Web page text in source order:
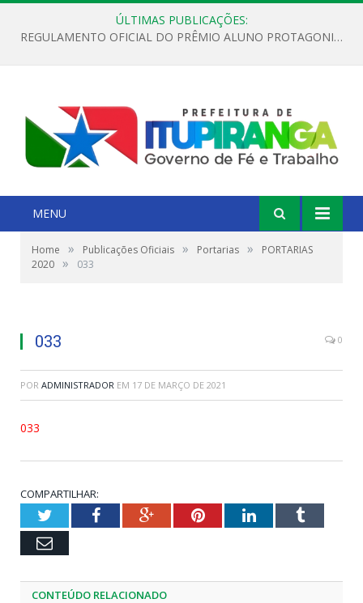
ÚLTIMAS PUBLICAÇÕES:
REGULAMENTO OFICIAL DO PRÊMIO ALUNO PROTAGONISTA – EDIÇÃO 2026
MENU
Home » Publicações Oficiais » Portarias »
PORTARIAS
2020 » 033
033 0
POR ADMINISTRADOR EM 17 DE MARÇO DE 2021
033
COMPARTILHAR:
TwitterFacebookGoogle+PinterestLinkedInTumblr
Email
CONTEÚDO RELACIONADO